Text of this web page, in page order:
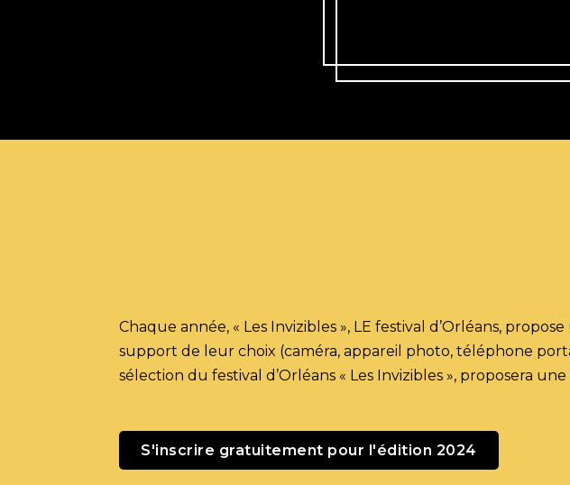
Chaque année, « Les Invizibles », LE festival d’Orléans,
support de leur choix (caméra, appareil photo, téléphone
sélection du festival d’Orléans « Les Invizibles », proposera
S'inscrire gratuitement pour l'édition 2024